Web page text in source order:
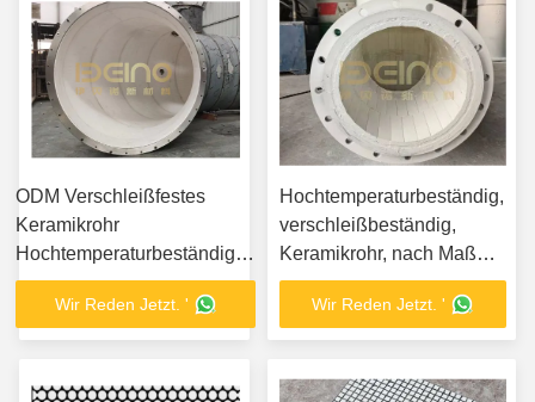
ODM Verschleißfestes
Keramikrohr
Hochtemperaturbeständiges
Aluminium Keramikfliesen
Wir Reden Jetzt. '
Hochtemperaturbeständig,
verschleißbeständig,
Keramikrohr, nach Maß
gesintert
Wir Reden Jetzt. '